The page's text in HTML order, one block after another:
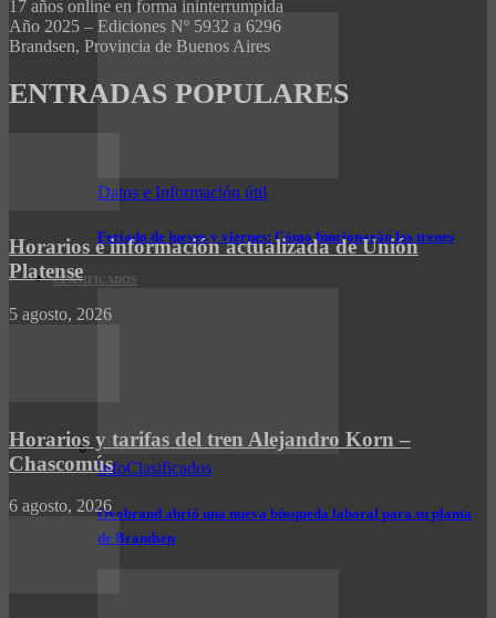
Datos e Información útil
Feriado de jueves y viernes: Cómo funcionarán los trenes
CLASIFICADOS
InfoClasificados
Ovobrand abrió una nueva búsqueda laboral para su planta
de Brandsen
17 años online en forma ininterrumpida
Año 2025 – Ediciones Nº 5932 a 6296
Brandsen, Provincia de Buenos Aires
ENTRADAS POPULARES
Horarios e información actualizada de Unión
Platense
5 agosto, 2026
Horarios y tarifas del tren Alejandro Korn –
Chascomús
6 agosto, 2026